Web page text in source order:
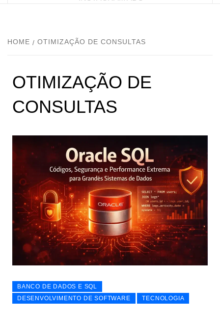
HOME OTIMIZAÇÃO DE CONSULTAS
OTIMIZAÇÃO DE
CONSULTAS
BANCO DE DADOS E SQL
DESENVOLVIMENTO DE SOFTWARE
TECNOLOGIA